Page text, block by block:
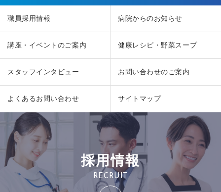
職員採用情報 病院からのお知らせ
講座・イベントのご案内 健康レシピ・野菜スープ
スタッフインタビュー お問い合わせのご案内
よくあるお問い合わせ サイトマップ
採用情報
RECRUIT